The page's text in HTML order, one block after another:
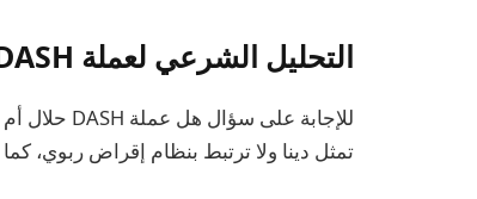
التحليل الشرعي لعملة DASH
تمثل دينا ولا ترتبط بنظام إقراض ربوي، كما